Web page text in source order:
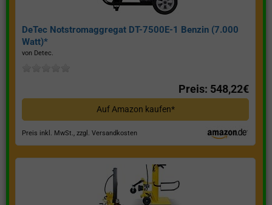
DeTec Notstromaggregat DT-7500E-1 Benzin (7.000
Watt)*
von Detec.
Preis: 548,22€
Auf Amazon kaufen*
Preis inkl. MwSt., zzgl. Versandkosten